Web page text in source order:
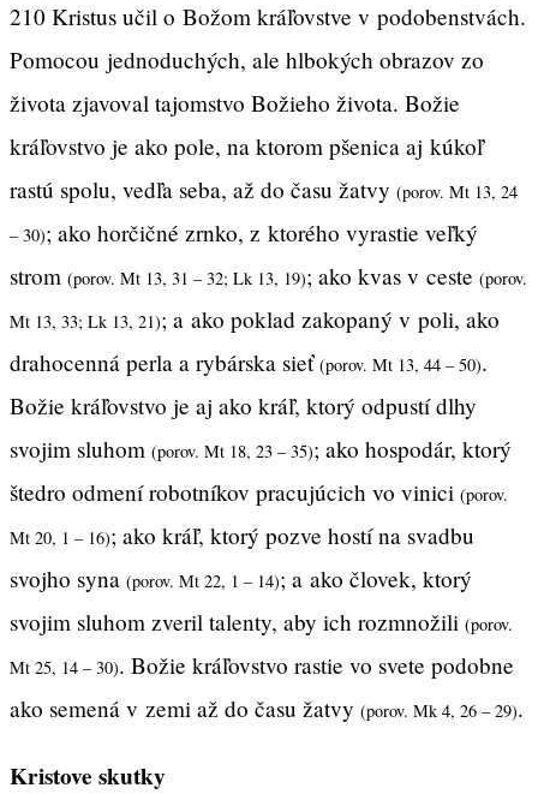
210 Kristus učil o Božom kráľovstve v podobenstvách.
Pomocou jednoduchých, ale hlbokých obrazov zo
života zjavoval tajomstvo Božieho života. Božie
kráľovstvo je ako pole, na ktorom pšenica aj kúkoľ
rastú spolu, vedľa seba, až do času žatvy (porov. Mt 13, 24
– 30); ako horčičné zrnko, z ktorého vyrastie veľký
strom (porov. Mt 13, 31 – 32; Lk 13, 19); ako kvas v ceste (porov.
Mt 13, 33; Lk 13, 21); a ako poklad zakopaný v poli, ako
drahocenná perla a rybárska sieť (porov. Mt 13, 44 – 50).
Božie kráľovstvo je aj ako kráľ, ktorý odpustí dlhy
svojim sluhom (porov. Mt 18, 23 – 35); ako hospodár, ktorý
štedro odmení robotníkov pracujúcich vo vinici (porov.
Mt 20, 1 – 16); ako kráľ, ktorý pozve hostí na svadbu
svojho syna (porov. Mt 22, 1 – 14); a ako človek, ktorý
svojim sluhom zveril talenty, aby ich rozmnožili (porov.
Mt 25, 14 – 30). Božie kráľovstvo rastie vo svete podobne
ako semená v zemi až do času žatvy (porov. Mk 4, 26 – 29).
Kristove skutky